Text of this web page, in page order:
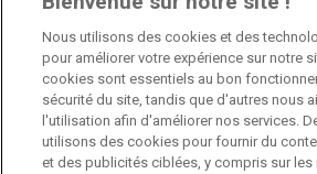
Jobs
Branch Manager Namur
Namur Temps plein
Nous utilisons des cookies et des
pour améliorer votre expérience sur notre
cookies sont essentiels au bon
sécurité du site, tandis que d'autres nous
l'utilisation afin d'améliorer nos services.
utilisons des cookies pour fournir du
et des publicités ciblées, y compris sur les